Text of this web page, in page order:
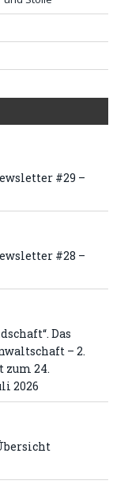
#29 –
#28 –
Das
– 2.
zum 24.
2026